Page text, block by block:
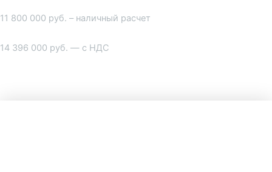
11 800 000 руб. – наличный расчет
14 396 000 руб. — с НДС